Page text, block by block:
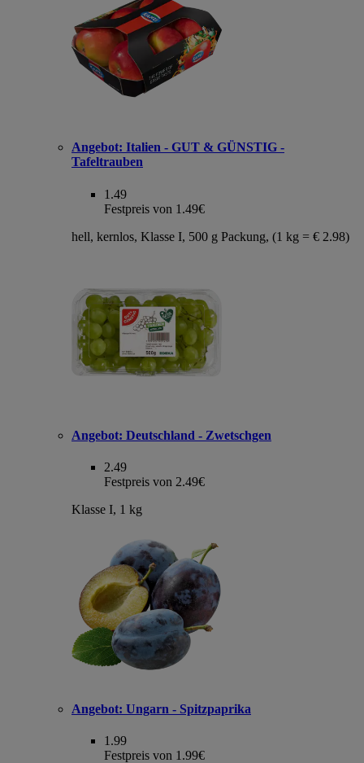
Angebot: Italien - GUT & GÜNSTIG -
Tafeltrauben
1.49
Festpreis von 1.49€
hell, kernlos, Klasse I, 500 g Packung, (1 kg = € 2.98)
Angebot: Deutschland - Zwetschgen
2.49
Festpreis von 2.49€
Klasse I, 1 kg
Angebot: Ungarn - Spitzpaprika
1.99
Festpreis von 1.99€